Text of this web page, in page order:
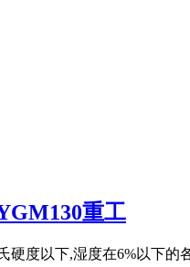
重工
度以下,湿度在6%以下